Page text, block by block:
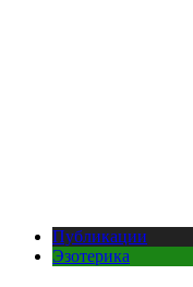
Публикации
Эзотерика